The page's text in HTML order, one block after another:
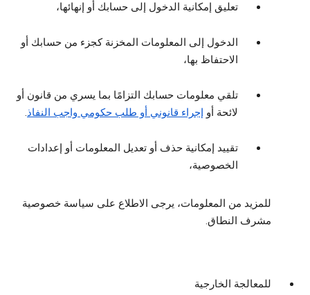
تعليق إمكانية الدخول إلى حسابك أو إنهائها،
الدخول إلى المعلومات المخزنة كجزء من حسابك أو
الاحتفاظ بها،
تلقي معلومات حسابك التزامًا بما يسري من قانون أو
لائحة أو إجراء قانوني أو طلب حكومي واجب النفاذ.
تقييد إمكانية حذف أو تعديل المعلومات أو إعدادات
الخصوصية،
للمزيد من المعلومات، يرجى الاطلاع على سياسة خصوصية
مشرف النطاق.
للمعالجة الخارجية